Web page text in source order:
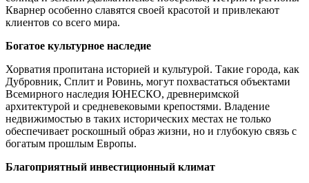
Кварнер особенно славятся своей красотой и привлекают
клиентов со всего мира.
Богатое культурное наследие
Хорватия пропитана историей и культурой. Такие города, как
Дубровник, Сплит и Ровинь, могут похвастаться объектами
Всемирного наследия ЮНЕСКО, древнеримской
архитектурой и средневековыми крепостями. Владение
недвижимостью в таких исторических местах не только
обеспечивает роскошный образ жизни, но и глубокую связь с
богатым прошлым Европы.
Благоприятный инвестиционный климат